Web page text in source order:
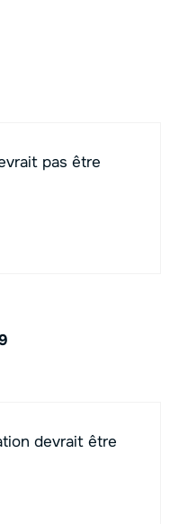
pas être
devrait être